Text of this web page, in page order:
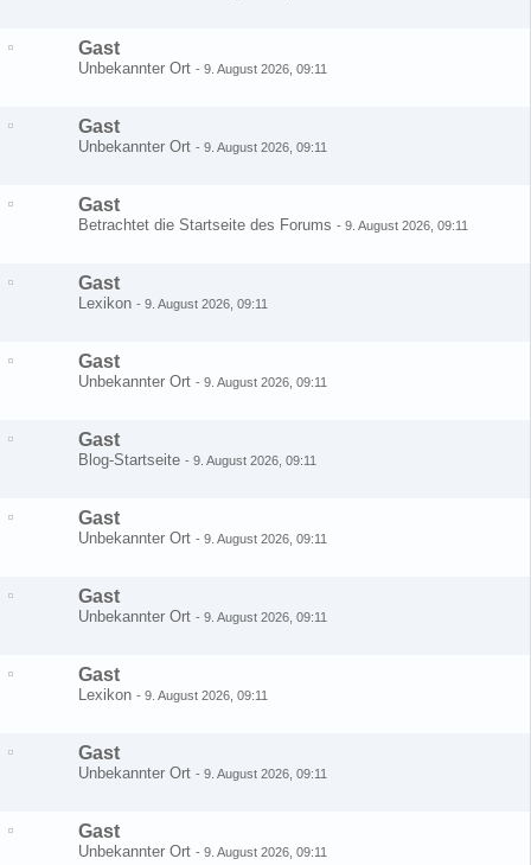
Gast
Unbekannter Ort - 9. August 2026, 09:11
Gast
Unbekannter Ort - 9. August 2026, 09:11
Gast
Betrachtet die Startseite des Forums - 9. August 2026, 09:11
Gast
Lexikon - 9. August 2026, 09:11
Gast
Unbekannter Ort - 9. August 2026, 09:11
Gast
Blog-Startseite - 9. August 2026, 09:11
Gast
Unbekannter Ort - 9. August 2026, 09:11
Gast
Unbekannter Ort - 9. August 2026, 09:11
Gast
Lexikon - 9. August 2026, 09:11
Gast
Unbekannter Ort - 9. August 2026, 09:11
Gast
Unbekannter Ort - 9. August 2026, 09:11